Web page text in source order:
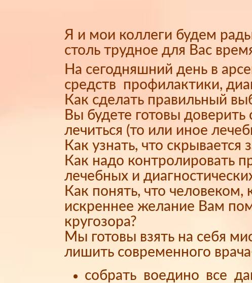
Я и мои коллеги будем
столь трудное для Вас
На сегодняшний день в
средств профилактики,
Как сделать правильный
Вы будете готовы доверить
лечиться (то или иное
Как узнать, что
Как надо контролировать
лечебных и
Как понять, что
искреннее желание Вам
кругозора?
Мы готовы взять на себя
лишить современного
собрать воедино все